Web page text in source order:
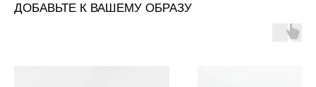
ДОБАВЬТЕ К ВАШЕМУ ОБРАЗУ